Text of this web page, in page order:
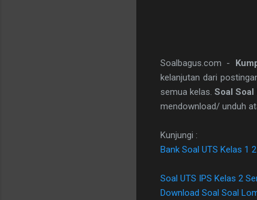
Soalbagus.com -
kelanjutan dari
semua kelas.Soal
mendownload/ unduh
Kunjungi :
Bank Soal UTS Kelas 1
Soal UTS IPS Kelas 2
Download Soal Soal